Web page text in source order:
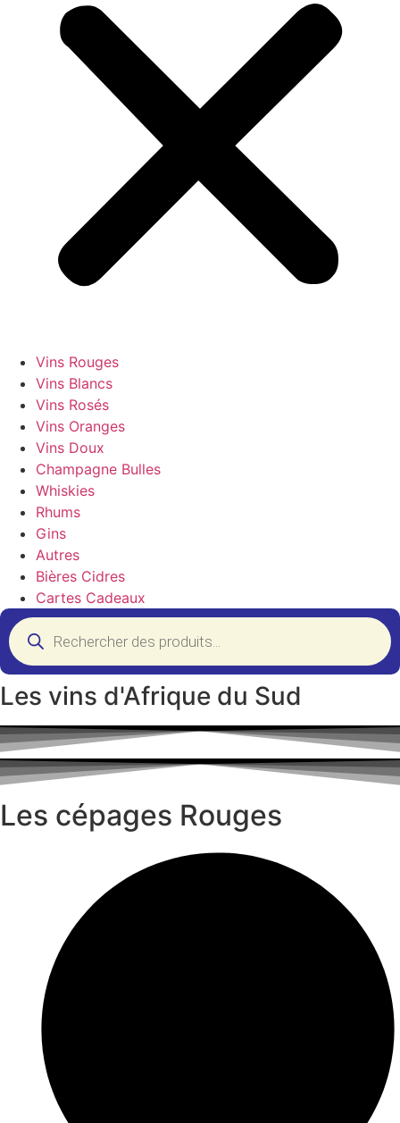
Vins Rouges
Vins Blancs
Vins Rosés
Vins Oranges
Vins Doux
Champagne Bulles
Whiskies
Rhums
Gins
Autres
Bières Cidres
Cartes Cadeaux
Recherche
de
produits
Les vins d'Afrique du Sud
Les cépages Rouges